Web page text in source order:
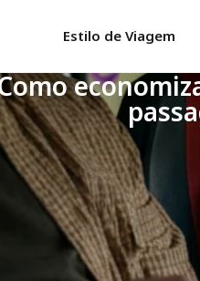
Estilo de Viagem